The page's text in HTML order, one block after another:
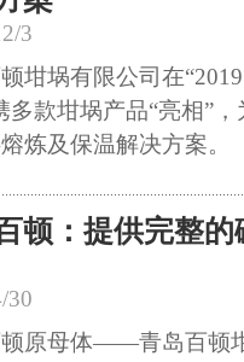
3
坩埚有限公司在
多款坩埚产品“亮相”
炼及保温解决方案。
顿：提供完整
30
原母体——青岛百顿